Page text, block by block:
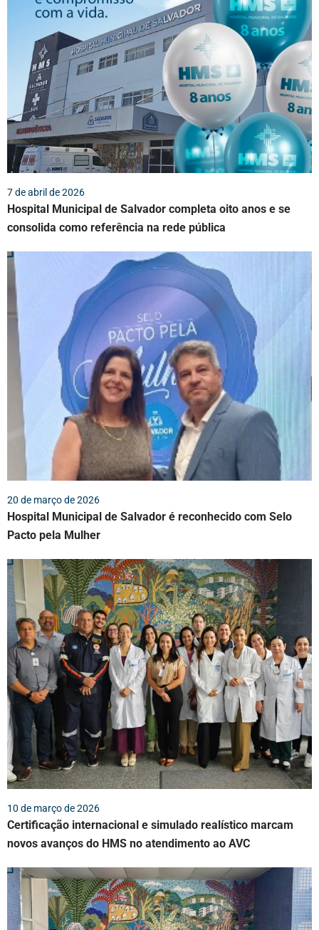
7 de abril de 2026
Hospital Municipal de Salvador completa oito anos e se
consolida como referência na rede pública
20 de março de 2026
Hospital Municipal de Salvador é reconhecido com Selo
Pacto pela Mulher
10 de março de 2026
Certificação internacional e simulado realístico marcam
novos avanços do HMS no atendimento ao AVC